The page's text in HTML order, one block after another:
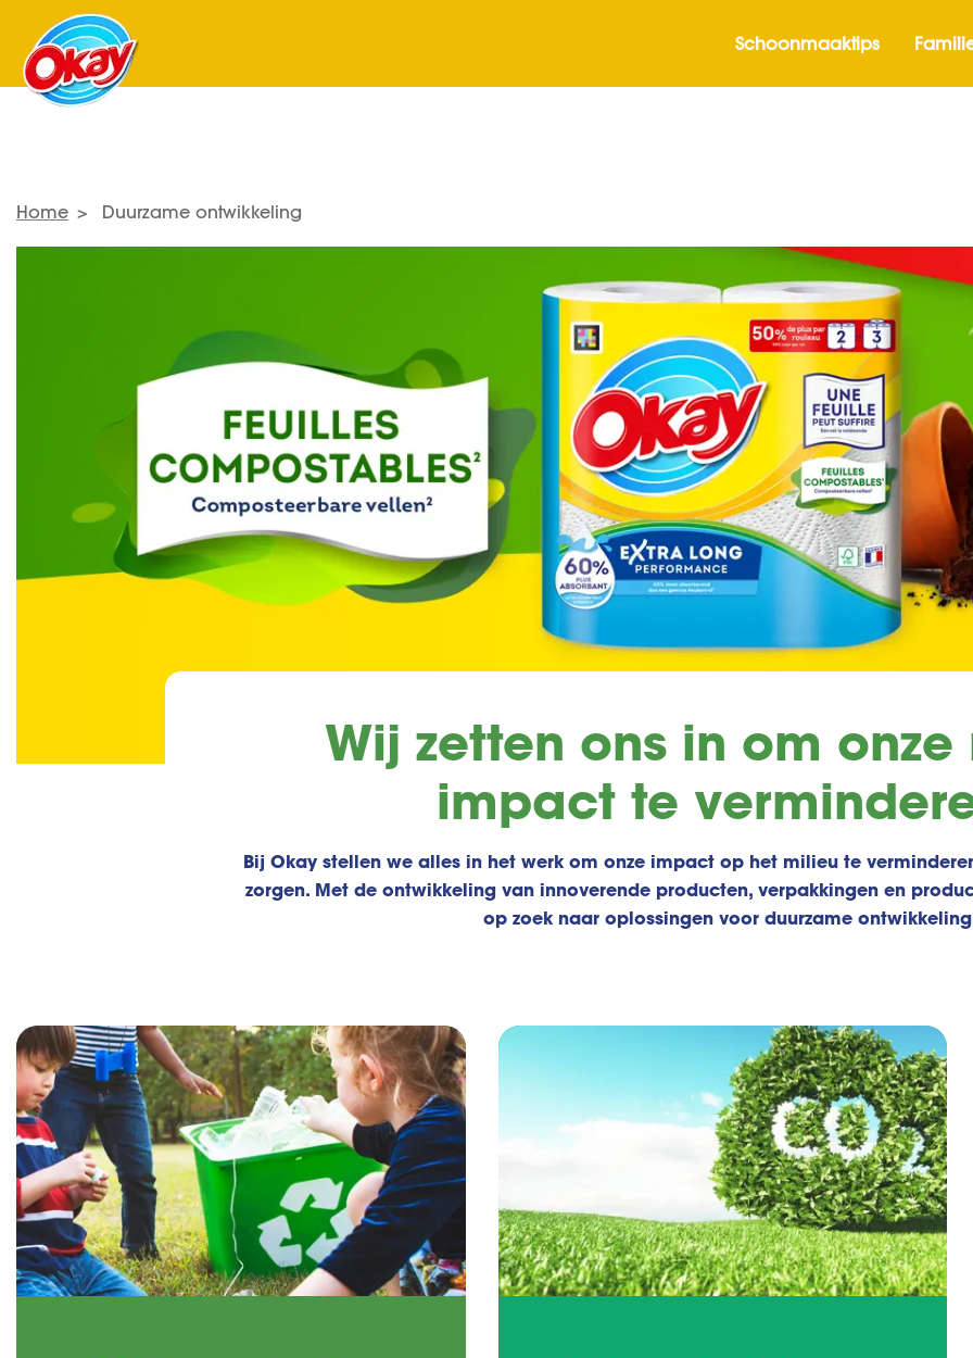
Schoonmaaktips
Home Duurzame ontwikkeling
Wij zetten ons in om
impact te
Bij Okay stellen we alles in het werk om onze impact op het milieu te
zorgen. Met de ontwikkeling van innoverende producten, verpakkingen en
op zoek naar oplossingen voor duurzame